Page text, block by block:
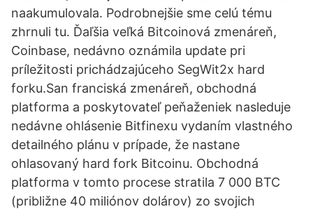
naakumulovala. Podrobnejšie sme celú tému
zhrnuli tu. Ďaľšia veľká Bitcoinová zmenáreň,
Coinbase, nedávno oznámila update pri
príležitosti prichádzajúceho SegWit2x hard
forku.San franciská zmenáreň, obchodná
platforma a poskytovateľ peňaženiek nasleduje
nedávne ohlásenie Bitfinexu vydaním vlastného
detailného plánu v prípade, že nastane
ohlasovaný hard fork Bitcoinu. Obchodná
platforma v tomto procese stratila 7 000 BTC
(približne 40 miliónov dolárov) zo svojich